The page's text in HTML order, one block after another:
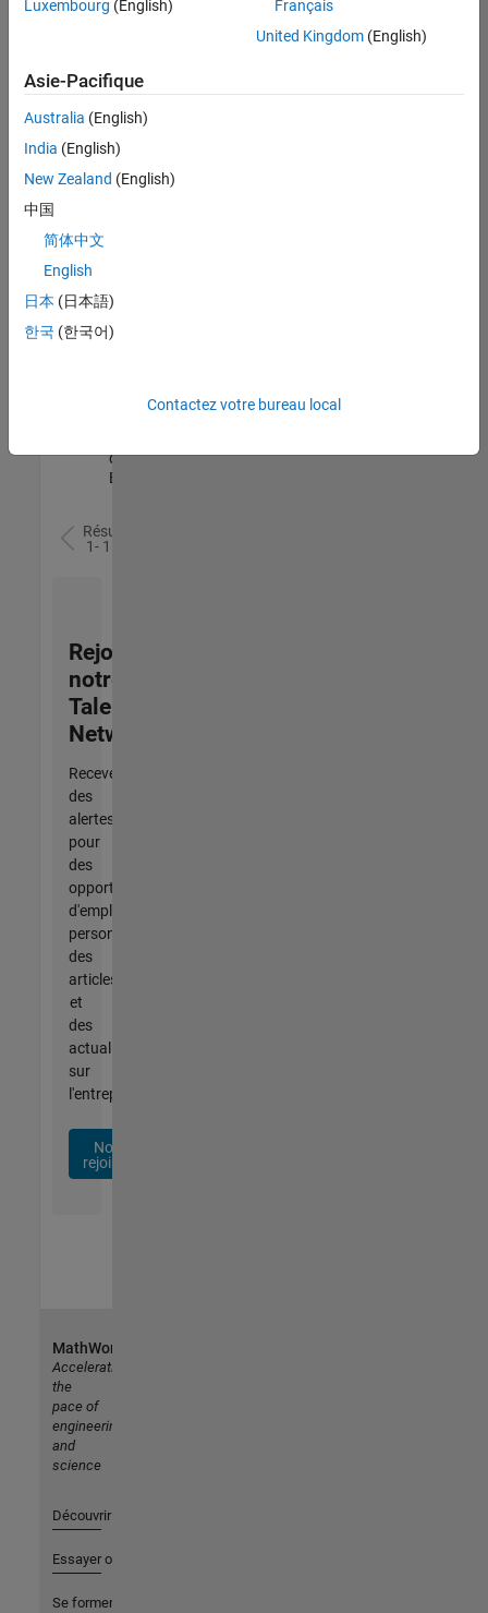
lieu
pour
l’ensemble
des
opportunités
votre
région.
Senior Software Quality Engineer
Senior
Engineer
qualité |
Expérimenté(e)
Résultats
1- 1 de
Rejoignez
notre
Talent
Network
Recevez
des
alertes
pour
des
opportunités
d'emploi
personnalisées,
des
articles
et
des
actualités
sur
l'entreprise.
Nous
rejoindre
Luxembourg (English)
Français
United Kingdom(English)
Asie-Pacifique
Australia (English)
India (English)
New Zealand (English)
中国
简体中文
English
日本 (日本語)
한국 (한국어)
Contactez votre bureau local
MathWorks
Accelerating
the
pace of
engineering
and
science
Découvrir les produits
Essayer ou acheter
Se former